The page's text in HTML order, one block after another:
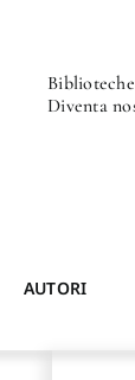
Diventa
AUTORI